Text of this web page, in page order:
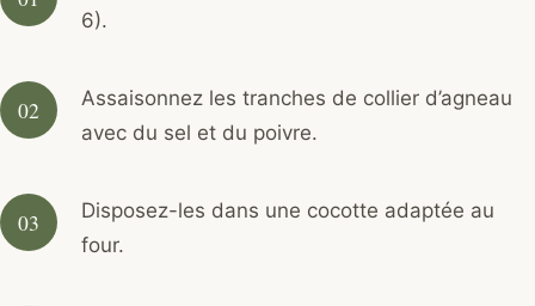
6).
Assaisonnez les tranches de collier d’agneau
avec du sel et du poivre.
Disposez-les dans une cocotte adaptée au
four.